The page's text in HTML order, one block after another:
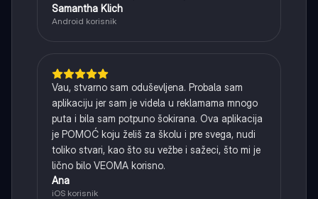
Samantha Klich
Android korisnik
Vau, stvarno sam oduševljena. Probala sam
aplikaciju jer sam je videla u reklamama mnogo
puta i bila sam potpuno šokirana. Ova aplikacija
je POMOĆ koju želiš za školu i pre svega, nudi
toliko stvari, kao što su vežbe i sažeci, što mi je
lično bilo VEOMA korisno.
Ana
iOS korisnik